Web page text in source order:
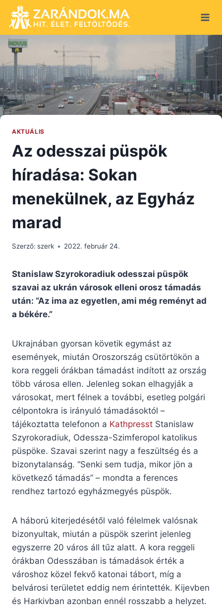
content
AKTUÁLIS
Az odesszai püspök
híradása: Sokan
menekülnek, az Egyház
marad
Szerző: szerk 2022. február 24.
Stanislaw Szyrokoradiuk odesszai püspök
szavai az ukrán városok elleni orosz támadás
után: “Az ima az egyetlen, ami még reményt ad
a békére.”
Ukrajnában gyorsan követik egymást az
események, miután Oroszország csütörtökön a
kora reggeli órákban támadást indított az ország
több városa ellen. Jelenleg sokan elhagyják a
városokat, mert félnek a további, esetleg polgári
célpontokra is irányuló támadásoktól –
tájékoztatta telefonon a Kathpresst Stanislaw
Szyrokoradiuk, Odessza-Szimferopol katolikus
püspöke. Szavai szerint nagy a feszültség és a
bizonytalanság. “Senki sem tudja, mikor jön a
következő támadás” – mondta a ferences
rendhez tartozó egyházmegyés püspök.
A háború kiterjedésétől való félelmek valósnak
bizonyultak, miután a püspök szerint jelenleg
egyszerre 20 város áll tűz alatt. A kora reggeli
órákban Odesszában is támadások érték a
városhoz közel fekvő katonai tábort, míg a
belvárosi területet eddig nem érintették. Kijevben
és Harkivban azonban ennél rosszabb a helyzet.